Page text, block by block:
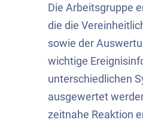
Die Arbeitsgruppe
die die
sowie der
wichtige
unterschiedlichen
ausgewertet
zeitnahe Reaktion